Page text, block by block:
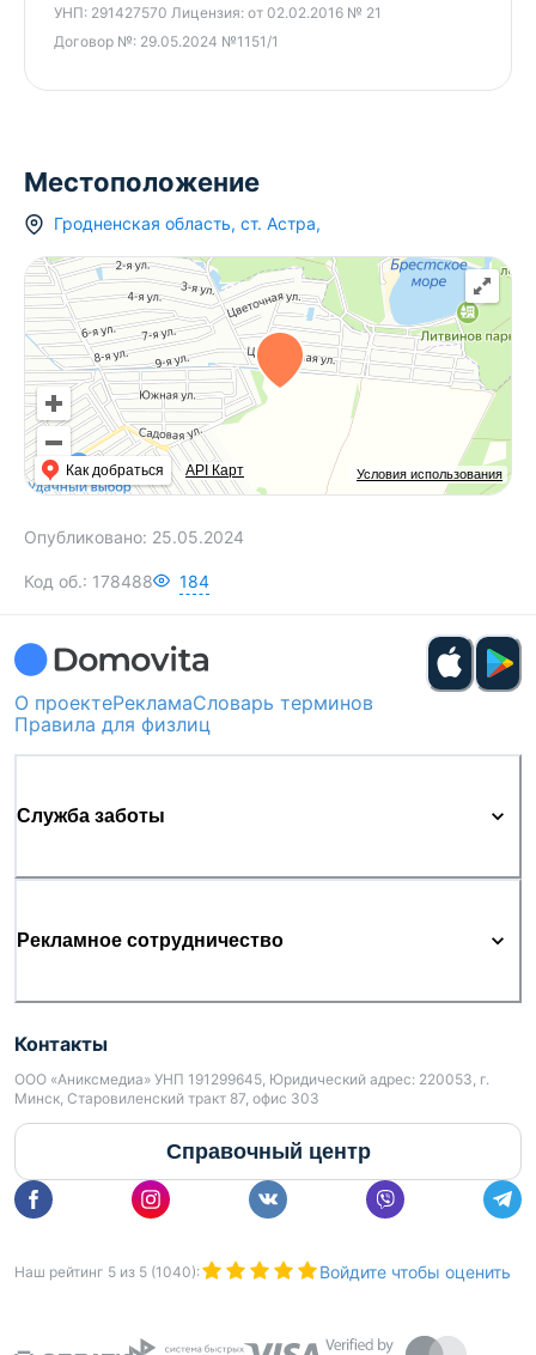
УНП: 291427570 Лицензия: от 02.02.2016 № 21
Договор №: 29.05.2024 №1151/1
Местоположение
Гродненская область, ст. Астра,
Условия использования
Как добраться API Карт
Опубликовано: 25.05.2024
Код об.: 178488 184
О проектеРекламаСловарь терминов
Правила для физлиц
Служба заботы
Рекламное сотрудничество
Контакты
ООО «Аниксмедиа» УНП 191299645, Юридический адрес: 220053, г.
Минск, Старовиленский тракт 87, офис 303
Справочный центр
Наш рейтинг 5 из 5 (1040): Войдите чтобы оценить